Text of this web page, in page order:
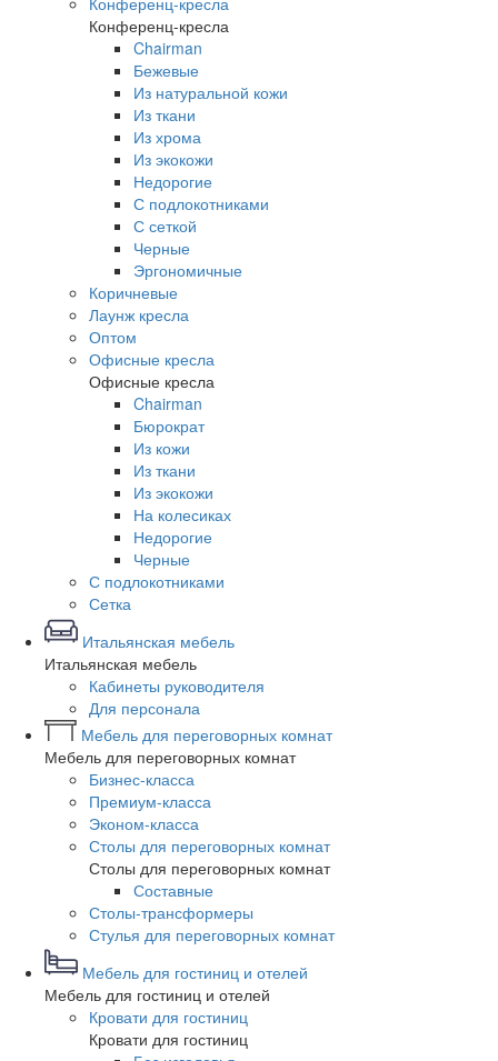
Конференц-кресла
Chairman
Бежевые
Из натуральной кожи
Из ткани
Из хрома
Из экокожи
Недорогие
С подлокотниками
С сеткой
Черные
Эргономичные
Коричневые
Лаунж кресла
Оптом
Офисные кресла
Офисные кресла
Chairman
Бюрократ
Из кожи
Из ткани
Из экокожи
На колесиках
Недорогие
Черные
С подлокотниками
Сетка
Итальянская мебель
Итальянская мебель
Кабинеты руководителя
Для персонала
Мебель для переговорных комнат
Мебель для переговорных комнат
Бизнес-класса
Премиум-класса
Эконом-класса
Столы для переговорных комнат
Столы для переговорных комнат
Составные
Столы-трансформеры
Стулья для переговорных комнат
Мебель для гостиниц и отелей
Мебель для гостиниц и отелей
Кровати для гостиниц
Кровати для гостиниц